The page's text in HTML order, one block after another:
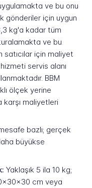
ve bu onu
gönderiler için uygun
kg'a kadar tüm
ve bu
satıcılar için maliyet
servis alanı
BBM
ölçek yerine
karşı maliyetleri
bazlı; gerçek
büyükse
Yaklaşık 5 ila 10 kg;
cm veya